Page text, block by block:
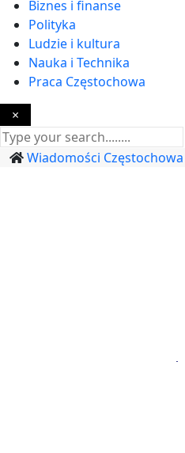
Biznes i finanse
Polityka
Ludzie i kultura
Nauka i Technika
Praca Częstochowa
×
Wiadomości Częstochowa